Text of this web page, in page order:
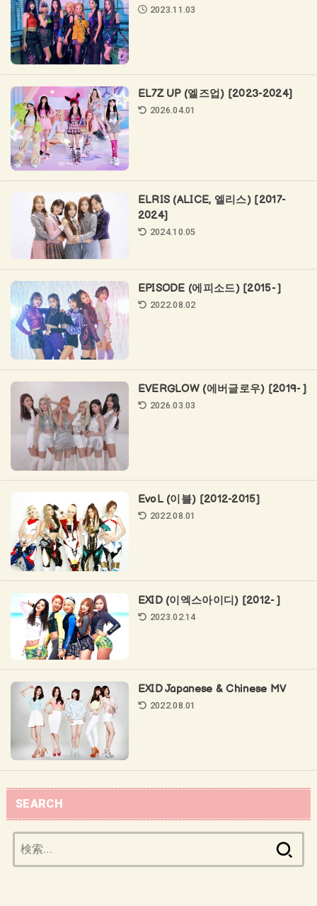
2023.11.03
EL7Z UP (엘즈업) [2023-2024]
2026.04.01
ELRIS (ALICE, 엘리스) [2017-
2024]
2024.10.05
EPISODE (에피소드) [2015- ]
2022.08.02
EVERGLOW (에버글로우) [2019- ]
2026.03.03
EvoL (이블) [2012-2015]
2022.08.01
EXID (이엑스아이디) [2012- ]
2023.02.14
EXID Japanese & Chinese MV
2022.08.01
SEARCH
索: